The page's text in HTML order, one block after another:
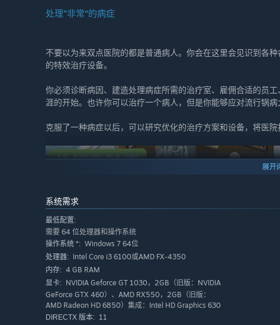
处理“非常”的病症
不要以为来双点医院的都是普通病人。你会在这里会见识到各
的特效治疗设备。
你必须诊断病因、建造处理病症所需的治疗室、雇佣合适的员
涯的开始。也许你可以治疗一个病人，但是你能够应对流行锅病
克服了一种病症以后，可以研究优化的治疗方案和设备，将医院
改良并扩展你的医院帝国！
第一座医院只是你迈出的第一步，接下来要做什么呢？
在医治了港口小镇的所有居民以后，你能否面对一座更为繁忙的
展开
系统需求
最低配置:
需要 64 位处理器和操作系统
操作系统 *: Windows 7 64位
处理器: Intel Core i3 6100或AMD FX-4350
内存: 4 GB RAM
显卡: NVIDIA Geforce GT 1030，2GB（旧版：NVIDIA
GeForce GTX 460）、AMD RX550，2GB（旧版：
AMD Radeon HD 6850）集成：Intel HD Graphics 630
DIRECTX 版本: 11